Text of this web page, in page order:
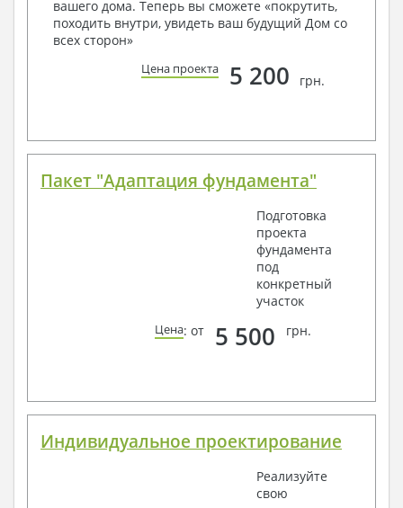
Получить профессиональную консультацию у
наших специалистов, Вы можете любым
способом связи: закажите обратный звонок,
по viber, e-mail, телефон -
вашего дома. Теперь вы сможете «покрутить,
походить внутри, увидеть ваш будущий Дом со
всех сторон»
Цена проекта 5 200 грн.
Пакет "Адаптация фундамента"
Подготовка
проекта
фундамента
под
конкретный
участок
Цена: от 5 500 грн.
Индивидуальное проектирование
Реализуйте
свою